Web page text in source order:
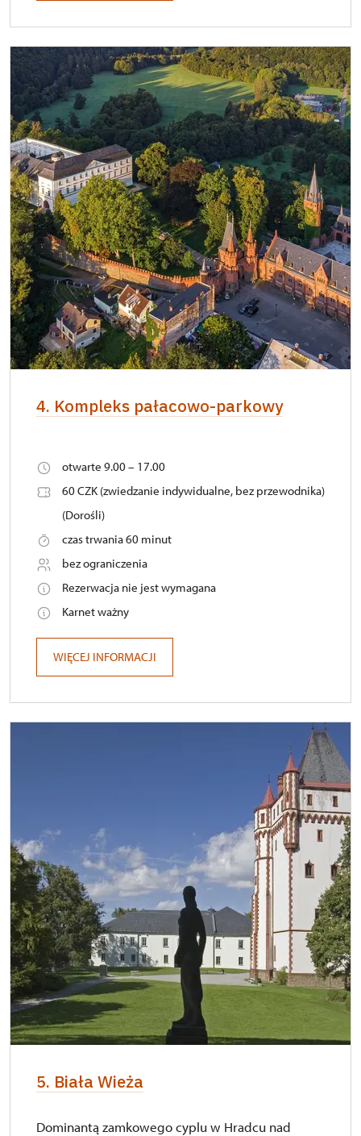
4. Kompleks pałacowo-parkowy
otwarte 9.00 – 17.00
60 CZK (zwiedzanie indywidualne, bez przewodnika)
(Dorośli)
czas trwania 60 minut
bez ograniczenia
Rezerwacja nie jest wymagana
Karnet ważny
WIĘCEJ INFORMACJI
5. Biała Wieża
Dominantą zamkowego cyplu w Hradcu nad